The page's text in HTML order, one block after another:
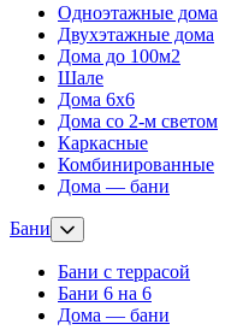
Одноэтажные дома
Двухэтажные дома
Дома до 100м2
Шале
Дома 6х6
Дома со 2-м светом
Каркасные
Комбинированные
Дома — бани
Бани
Бани с террасой
Бани 6 на 6
Дома — бани